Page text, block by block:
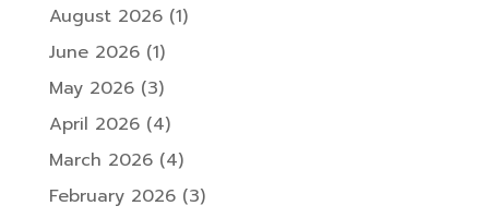
August 2026(1)
June 2026(1)
May 2026(3)
April 2026(4)
March 2026(4)
February 2026(3)